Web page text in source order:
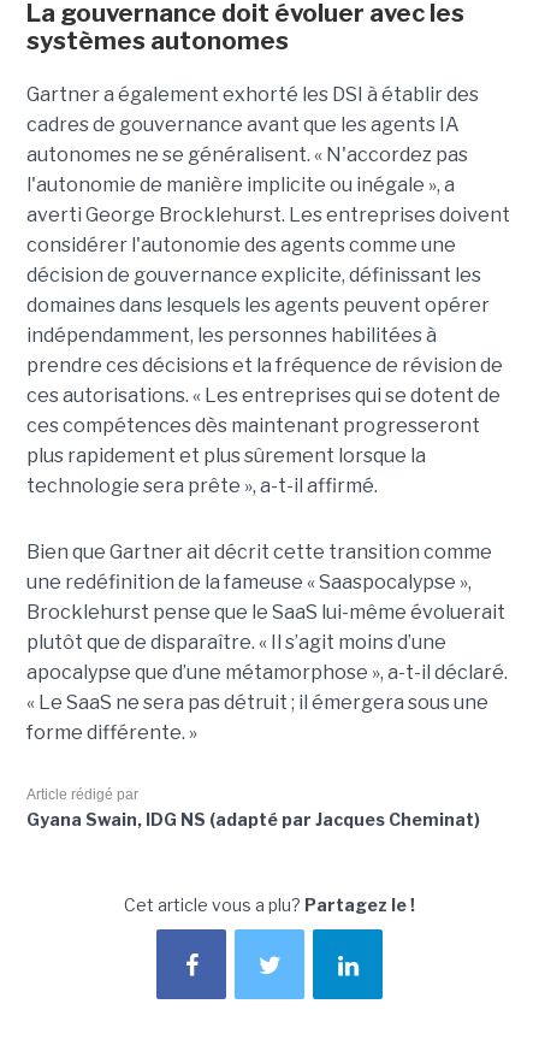
La gouvernance doit évoluer avec les
systèmes autonomes
Gartner a également exhorté les DSI à établir des
cadres de gouvernance avant que les agents IA
autonomes ne se généralisent. « N'accordez pas
l'autonomie de manière implicite ou inégale », a
averti George Brocklehurst. Les entreprises doivent
considérer l'autonomie des agents comme une
décision de gouvernance explicite, définissant les
domaines dans lesquels les agents peuvent opérer
indépendamment, les personnes habilitées à
prendre ces décisions et la fréquence de révision de
ces autorisations. « Les entreprises qui se dotent de
ces compétences dès maintenant progresseront
plus rapidement et plus sûrement lorsque la
technologie sera prête », a-t-il affirmé.
Bien que Gartner ait décrit cette transition comme
une redéfinition de la fameuse « Saaspocalypse »,
Brocklehurst pense que le SaaS lui-même évoluerait
plutôt que de disparaître. « Il s’agit moins d’une
apocalypse que d’une métamorphose », a-t-il déclaré.
« Le SaaS ne sera pas détruit ; il émergera sous une
forme différente. »
Article rédigé par
Gyana Swain, IDG NS (adapté par Jacques Cheminat)
Cet article vous a plu? Partagez le !